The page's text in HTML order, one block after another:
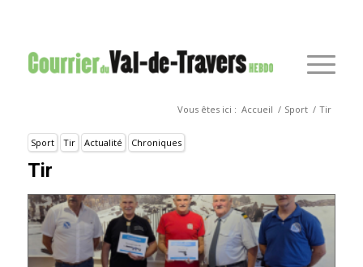
Vous êtes ici : Accueil / Sport / Tir
Sport Tir Actualité Chroniques
Tir